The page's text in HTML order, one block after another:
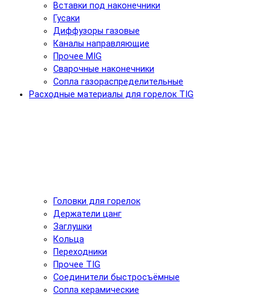
Вставки под наконечники
Гусаки
Диффузоры газовые
Каналы направляющие
Прочее MIG
Сварочные наконечники
Сопла газораспределительные
Расходные материалы для горелок TIG
Головки для горелок
Держатели цанг
Заглушки
Кольца
Переходники
Прочее TIG
Соединители быстросъёмные
Сопла керамические